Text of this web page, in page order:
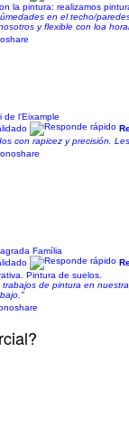
la pintura: realizamos
en el techo/
y flexible con loa
de l'Eixample
con rapicez y precisión.
Família
Pintura de suelos.
de pintura en